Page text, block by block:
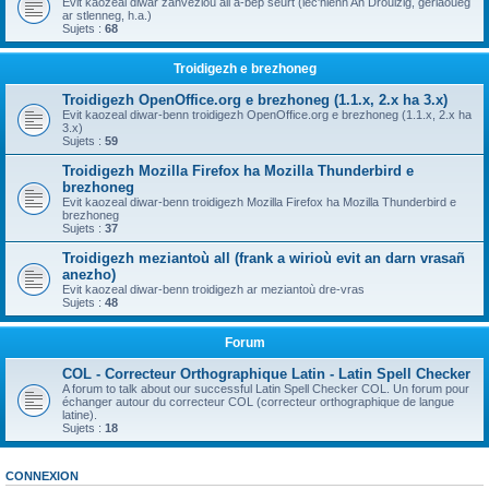
ar stlenneg, h.a.)
Sujets : 68
Troidigezh e brezhoneg
Troidigezh OpenOffice.org e brezhoneg (1.1.x, 2.x ha 3.x)
Evit kaozeal diwar-benn troidigezh OpenOffice.org e brezhoneg (1.1.x, 2.x ha
3.x)
Sujets : 59
Troidigezh Mozilla Firefox ha Mozilla Thunderbird e
brezhoneg
Evit kaozeal diwar-benn troidigezh Mozilla Firefox ha Mozilla Thunderbird e
brezhoneg
Sujets : 37
Troidigezh meziantoù all (frank a wirioù evit an darn vrasañ
anezho)
Evit kaozeal diwar-benn troidigezh ar meziantoù dre-vras
Sujets : 48
Forum
COL - Correcteur Orthographique Latin - Latin Spell Checker
A forum to talk about our successful Latin Spell Checker COL. Un forum pour
échanger autour du correcteur COL (correcteur orthographique de langue
latine).
Sujets : 18
CONNEXION